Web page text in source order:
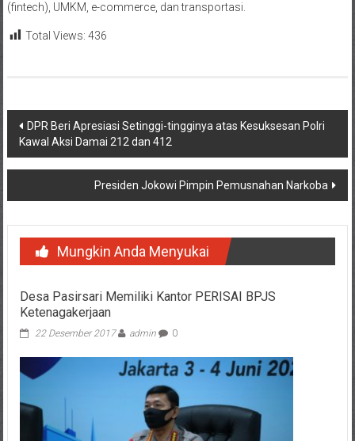
(fintech), UMKM, e-commerce, dan transportasi.
Total Views: 436
Navigasi
pos
DPR Beri Apresiasi Setinggi-tingginya atas Kesuksesan Polri
Kawal Aksi Damai 212 dan 412
Presiden Jokowi Pimpin Pemusnahan Narkoba
Mungkin Anda Menyukai
Desa Pasirsari Memiliki Kantor PERISAI BPJS
Ketenagakerjaan
22 Desember 2017 admin 0